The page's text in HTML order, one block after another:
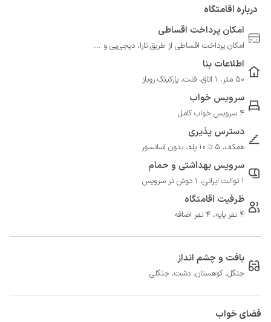
درباره اقامتگاه
امکان پرداخت اقساطی
امکان پرداخت اقساطی از طریق تارا، دیجی‌پی و ...
اطلاعات بنا
50 متر، 1 اتاق، فلت، پارکینگ روباز
سرویس خواب
4 سرویس خواب کامل
دسترس پذیری
همکف، 5 تا 10 پله، بدون آسانسور
سرویس بهداشتی و حمام
1 توالت ایرانی، 1 دوش در سرویس
ظرفیت اقامتگاه
4 نفر پایه، 4 نفر اضافه
بافت و چشم انداز
جنگل، کوهستان، دشت، جنگلی
فضای خواب